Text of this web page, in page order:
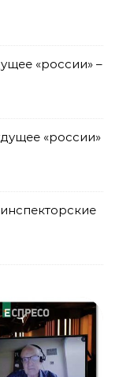
«россии» –
«россии»